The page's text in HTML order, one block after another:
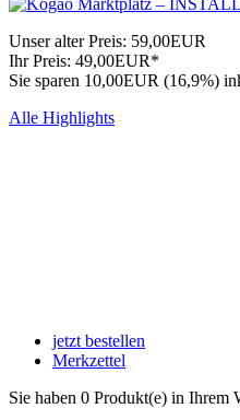
Unser alter Preis: 59,00EUR
Ihr Preis: 49,00EUR*
Sie sparen 10,00EUR (16,9%)
Alle Highlights
jetzt bestellen
Merkzettel
Sie haben 0 Produkt(e) in Ihrem